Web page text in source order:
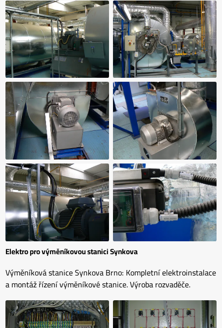
Elektro pro výměníkovou stanici Synkova
Výměníková stanice Synkova Brno: Kompletní elektroinstalace
a montáž řízení výměníkové stanice. Výroba rozvaděče.